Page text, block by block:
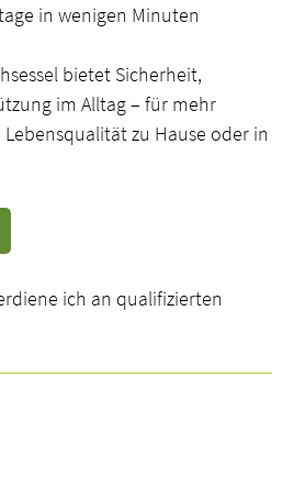
in wenigen Minuten
bietet Sicherheit,
im Alltag – für mehr
zu Hause oder in
ich an qualifizierten